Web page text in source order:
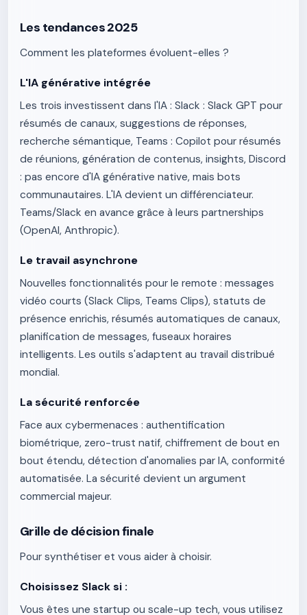
Les tendances 2025
Comment les plateformes évoluent-elles ?
L'IA générative intégrée
Les trois investissent dans l'IA : Slack : Slack GPT pour
résumés de canaux, suggestions de réponses,
recherche sémantique, Teams : Copilot pour résumés
de réunions, génération de contenus, insights, Discord
: pas encore d'IA générative native, mais bots
communautaires. L'IA devient un différenciateur.
Teams/Slack en avance grâce à leurs partnerships
(OpenAI, Anthropic).
Le travail asynchrone
Nouvelles fonctionnalités pour le remote : messages
vidéo courts (Slack Clips, Teams Clips), statuts de
présence enrichis, résumés automatiques de canaux,
planification de messages, fuseaux horaires
intelligents. Les outils s'adaptent au travail distribué
mondial.
La sécurité renforcée
Face aux cybermenaces : authentification
biométrique, zero-trust natif, chiffrement de bout en
bout étendu, détection d'anomalies par IA, conformité
automatisée. La sécurité devient un argument
commercial majeur.
Grille de décision finale
Pour synthétiser et vous aider à choisir.
Choisissez Slack si :
Vous êtes une startup ou scale-up tech, vous utilisez